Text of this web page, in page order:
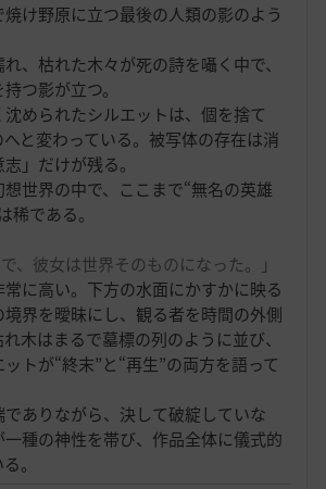
け野原に立つ最後の人類の影のよう
、枯れた木々が死の詩を囁く中で、
つ影が立つ。
められたシルエットは、個を捨て
と変わっている。被写体の存在は消
」だけが残る。
世界の中で、ここまで“無名の英雄
稀である。
、彼女は世界そのものになった。」
に高い。下方の水面にかすかに映る
界を曖昧にし、観る者を時間の外側
木はまるで墓標の列のように並び、
トが“終末”と“再生”の両方を語って
ありながら、決して破綻していな
種の神性を帯び、作品全体に儀式的
。